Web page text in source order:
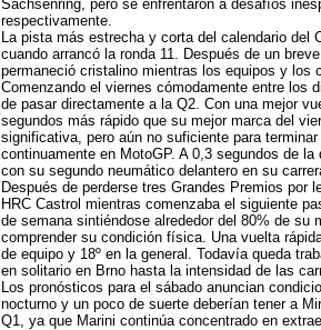
Sachsenring, pero se enfrentaron a desafíos
respectivamente.
La pista más estrecha y corta del calendario del
cuando arrancó la ronda 11. Después de un
permaneció cristalino mientras los equipos y los
Comenzando el viernes cómodamente entre los
de pasar directamente a la Q2. Con una mejor
segundos más rápido que su mejor marca del
significativa, pero aún no suficiente para
continuamente en MotoGP. A 0,3 segundos de
con su segundo neumático delantero en su
Después de perderse tres Grandes Premios por
HRC Castrol mientras comenzaba el siguiente
de semana sintiéndose alrededor del 80% de
comprender su condición física. Una vuelta
de equipo y 18º en la general. Todavía queda
en solitario en Brno hasta la intensidad de las
Los pronósticos para el sábado anuncian
nocturno y un poco de suerte deberían tener a
Q1, ya que Marini continúa concentrado en